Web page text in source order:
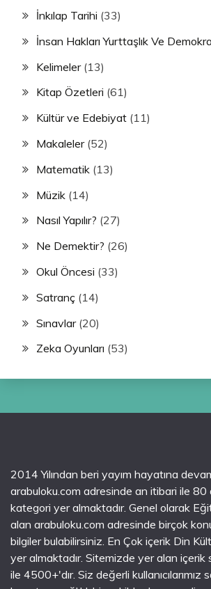
İnkılap Tarihi (33)
İnsan Hakları Yurttaşlık Ve
Kelimeler(13)
Kitap Özetleri (61)
Kültür ve Edebiyat (11)
Makaleler(52)
Matematik (13)
Müzik (14)
Nasıl Yapılır? (27)
Ne Demektir? (26)
Okul Öncesi (33)
Satranç (14)
Sınavlar(20)
Zeka Oyunları (53)
2014 Yılından beri yayım hayatına
arabuloku.com adresinde an itibari ile
kategori yer almaktadır. Genel olarak
alan arabuloku.com adresinde birçok
bilgiler bulabilirsiniz. En Çok içerik Din
yer almaktadır. Sitemizde yer alan içerik
ile 4500+'dır. Siz değerli kullanıcılarımız